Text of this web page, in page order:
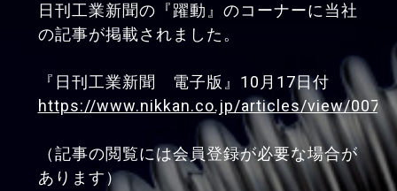
日刊工業新聞の『躍動』のコーナーに当社
の記事が掲載されました。
『日刊工業新聞 電子版』10月17日付
https://www.nikkan.co.jp/articles/view/
（記事の閲覧には会員登録が必要な場合が
あります）